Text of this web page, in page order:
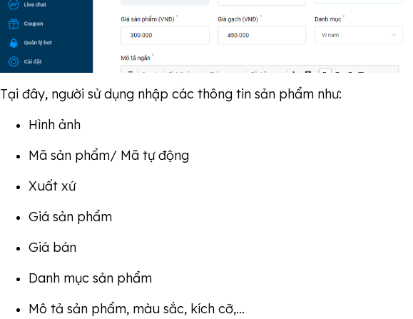
Tại đây, người sử dụng nhập các thông tin sản phẩm như:
Hình ảnh
Mã sản phẩm/ Mã tự động
Xuất xứ
Giá sản phẩm
Giá bán
Danh mục sản phẩm
Mô tả sản phẩm, màu sắc, kích cỡ,...